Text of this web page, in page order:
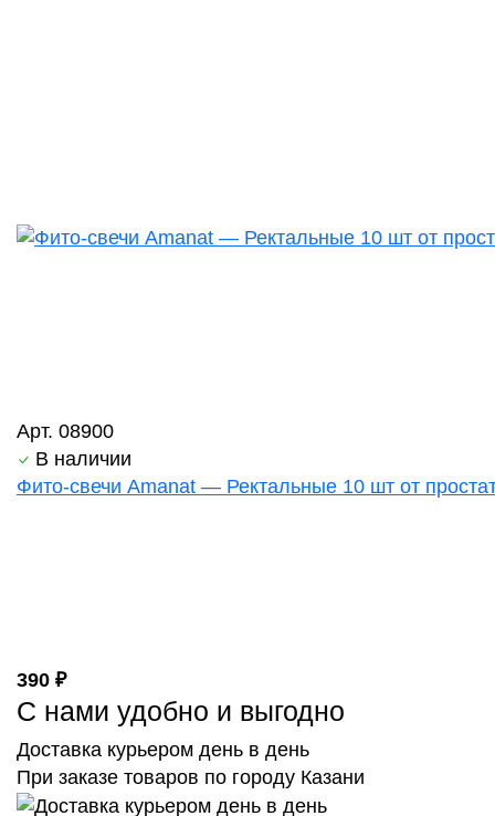
Арт. 08900
В наличии
Фито-свечи Amanat — Ректальные 10 шт от
390 ₽
С нами удобно и выгодно
Доставка курьером день в день
При заказе товаров по городу Казани